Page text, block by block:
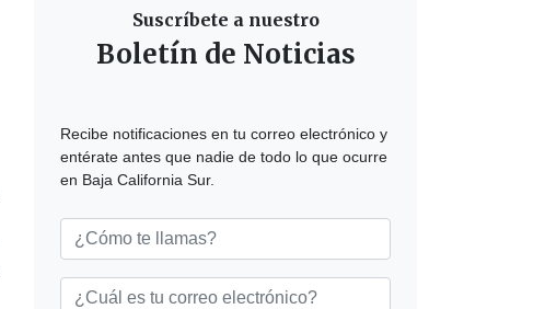
Suscríbete a nuestro
Boletín de Noticias
Recibe notificaciones en tu correo electrónico y
entérate antes que nadie de todo lo que ocurre
en Baja California Sur.